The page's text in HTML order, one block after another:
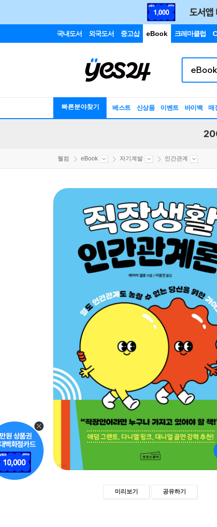
국내도서 외국도서 중고샵 eBook 크레마클럽
빠른분야찾기 베스트 신상품 이벤트 바이백 매
웰컴 eBook 자기계발 인간관계
미리보기 공유하기